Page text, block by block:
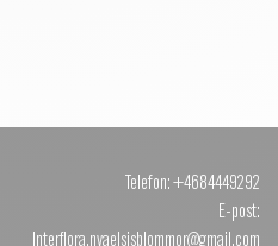
Telefon: +4684449292
E-post:
Interflora.nyaelsisblommor@gmail.com